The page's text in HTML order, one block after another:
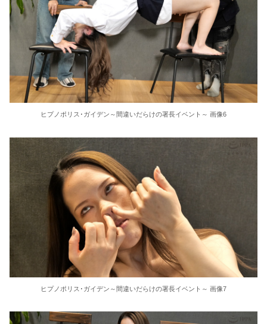
ヒプノポリス･ガイデン～間違いだらけの署長イベント～ 画像6
ヒプノポリス･ガイデン～間違いだらけの署長イベント～ 画像7